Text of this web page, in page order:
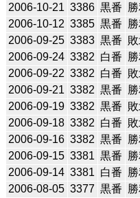
2006-10-21 3386 黒番 勝
2006-10-12 3385 黒番 勝
2006-09-25 3383 黒番
2006-09-24 3382 白番 勝
2006-09-22 3382 白番
2006-09-21 3382 黒番 勝
2006-09-19 3382 黒番
2006-09-18 3382 白番
2006-09-16 3382 黒番 勝
2006-09-15 3381 黒番 勝
2006-09-14 3381 白番 勝
2006-08-05 3377 黒番 勝